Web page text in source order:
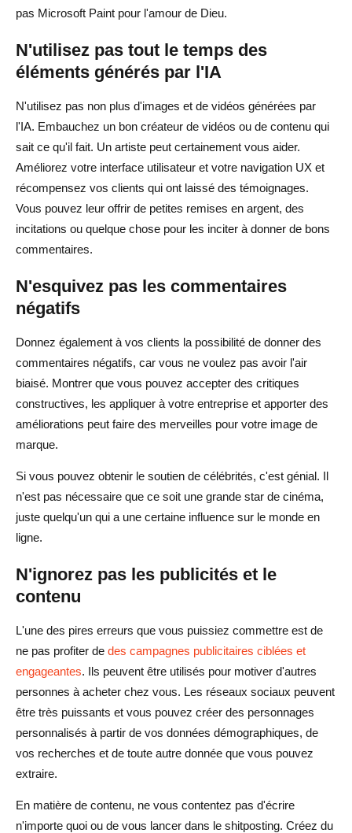
pas Microsoft Paint pour l'amour de Dieu.
N'utilisez pas tout le temps des
éléments générés par l'IA
N'utilisez pas non plus d'images et de vidéos générées par
l'IA. Embauchez un bon créateur de vidéos ou de contenu qui
sait ce qu'il fait. Un artiste peut certainement vous aider.
Améliorez votre interface utilisateur et votre navigation UX et
récompensez vos clients qui ont laissé des témoignages.
Vous pouvez leur offrir de petites remises en argent, des
incitations ou quelque chose pour les inciter à donner de bons
commentaires.
N'esquivez pas les commentaires
négatifs
Donnez également à vos clients la possibilité de donner des
commentaires négatifs, car vous ne voulez pas avoir l'air
biaisé. Montrer que vous pouvez accepter des critiques
constructives, les appliquer à votre entreprise et apporter des
améliorations peut faire des merveilles pour votre image de
marque.
Si vous pouvez obtenir le soutien de célébrités, c'est génial. Il
n'est pas nécessaire que ce soit une grande star de cinéma,
juste quelqu'un qui a une certaine influence sur le monde en
ligne.
N'ignorez pas les publicités et le
contenu
L'une des pires erreurs que vous puissiez commettre est de
ne pas profiter de des campagnes publicitaires ciblées et
engageantes. Ils peuvent être utilisés pour motiver d'autres
personnes à acheter chez vous. Les réseaux sociaux peuvent
être très puissants et vous pouvez créer des personnages
personnalisés à partir de vos données démographiques, de
vos recherches et de toute autre donnée que vous pouvez
extraire.
En matière de contenu, ne vous contentez pas d'écrire
n'importe quoi ou de vous lancer dans le shitposting. Créez du